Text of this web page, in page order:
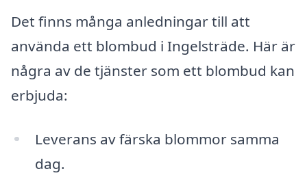
Det finns många anledningar till att
använda ett blombud i Ingelsträde. Här är
några av de tjänster som ett blombud kan
erbjuda:
Leverans av färska blommor samma
dag.